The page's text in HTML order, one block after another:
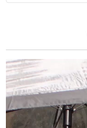
Reproductor
de
vídeo